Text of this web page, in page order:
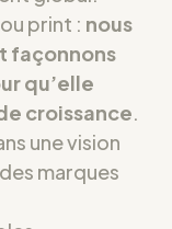
print : nous
façonnons
qu’elle
croissance.
une vision
marques